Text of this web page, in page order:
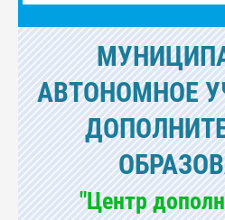
АВТОНОМНОЕ
"Центр